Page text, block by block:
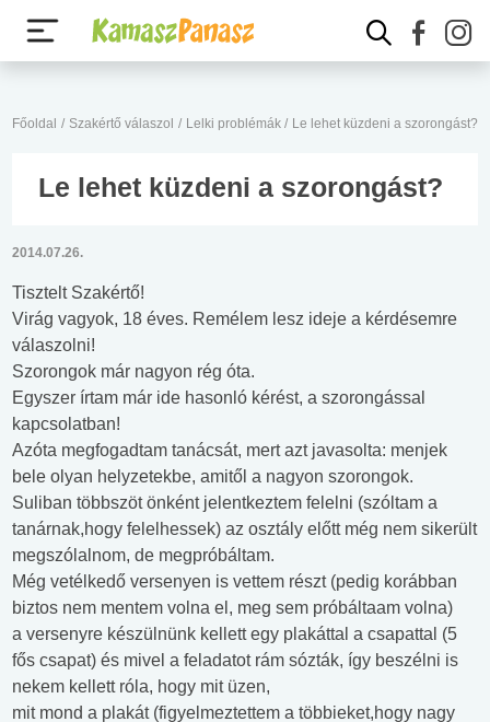
Főoldal / Szakértő válaszol / Lelki problémák / Le lehet küzdeni a szorongást?
Le lehet küzdeni a szorongást?
2014.07.26.
Tisztelt Szakértő!
Virág vagyok, 18 éves. Remélem lesz ideje a kérdésemre
válaszolni!
Szorongok már nagyon rég óta.
Egyszer írtam már ide hasonló kérést, a szorongással
kapcsolatban!
Azóta megfogadtam tanácsát, mert azt javasolta: menjek
bele olyan helyzetekbe, amitől a nagyon szorongok.
Suliban többszöt önként jelentkeztem felelni (szóltam a
tanárnak,hogy felelhessek) az osztály előtt még nem sikerült
megszólalnom, de megpróbáltam.
Még vetélkedő versenyen is vettem részt (pedig korábban
biztos nem mentem volna el, meg sem próbáltaam volna)
a versenyre készülnünk kellett egy plakáttal a csapattal (5
fős csapat) és mivel a feladatot rám sózták, így beszélni is
nekem kellett róla, hogy mit üzen,
mit mond a plakát (figyelmeztettem a többieket,hogy nagy